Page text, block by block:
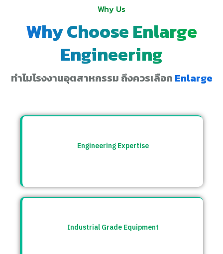
Why Us
Why Choose Enlarge
Engineering
ทำไมโรงงานอุตสาหกรรม ถึงควรเลือก Enlarge
Engineering Expertise
Industrial Grade Equipment